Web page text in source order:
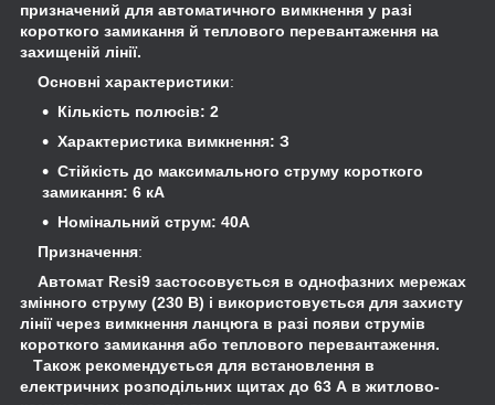
призначений для автоматичного вимкнення у разі
короткого замикання й теплового перевантаження на
захищеній лінії.
Основні характеристики:
Кількість полюсів: 2
Характеристика вимкнення: З
Стійкість до максимального струму короткого
замикання: 6 кА
Номінальний струм: 40А
Призначення:
Автомат Resi9 застосовується в однофазних мережах
змінного струму (230 В) і використовується для захисту
лінії через вимкнення ланцюга в разі появи струмів
короткого замикання або теплового перевантаження.
Також рекомендується для встановлення в
електричних розподільних щитах до 63 А в житлово-